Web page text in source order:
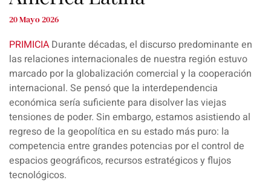
20 Mayo 2026
PRIMICIA Durante décadas, el discurso predominante en
las relaciones internacionales de nuestra región estuvo
marcado por la globalización comercial y la cooperación
internacional. Se pensó que la interdependencia
económica sería suficiente para disolver las viejas
tensiones de poder. Sin embargo, estamos asistiendo al
regreso de la geopolítica en su estado más puro: la
competencia entre grandes potencias por el control de
espacios geográficos, recursos estratégicos y flujos
tecnológicos.